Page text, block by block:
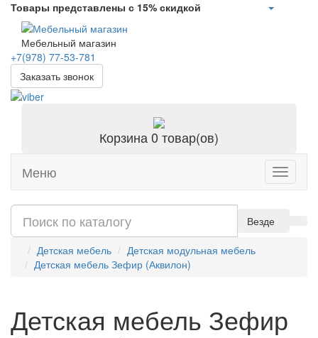
Товары представлены с 15% скидкой
Мебельный магазин
+7(978) 77-53-781
Заказать звонок
Корзина0 товар(ов)
Toggle
Меню
Везде
Детская мебель
Детская модульная мебель
Детская мебель Зефир (Аквилон)
Детская мебель Зефир